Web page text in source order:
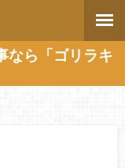
なら「ゴリラキ